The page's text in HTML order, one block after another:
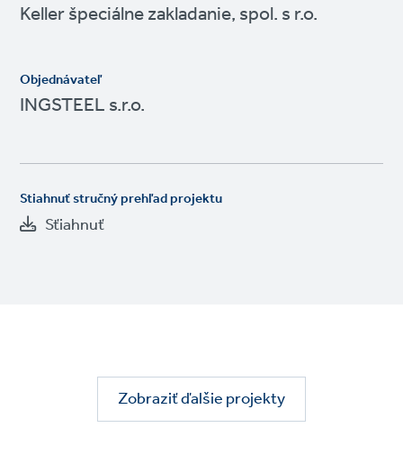
Keller špeciálne zakladanie, spol. s r.o.
Objednávateľ
INGSTEEL s.r.o.
Stiahnuť stručný prehľad projektu
Sťiahnuť
Zobraziť ďalšie projekty